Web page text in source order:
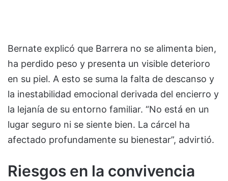
Bernate explicó que Barrera no se alimenta bien,
ha perdido peso y presenta un visible deterioro
en su piel. A esto se suma la falta de descanso y
la inestabilidad emocional derivada del encierro y
la lejanía de su entorno familiar. “No está en un
lugar seguro ni se siente bien. La cárcel ha
afectado profundamente su bienestar”, advirtió.
Riesgos en la convivencia